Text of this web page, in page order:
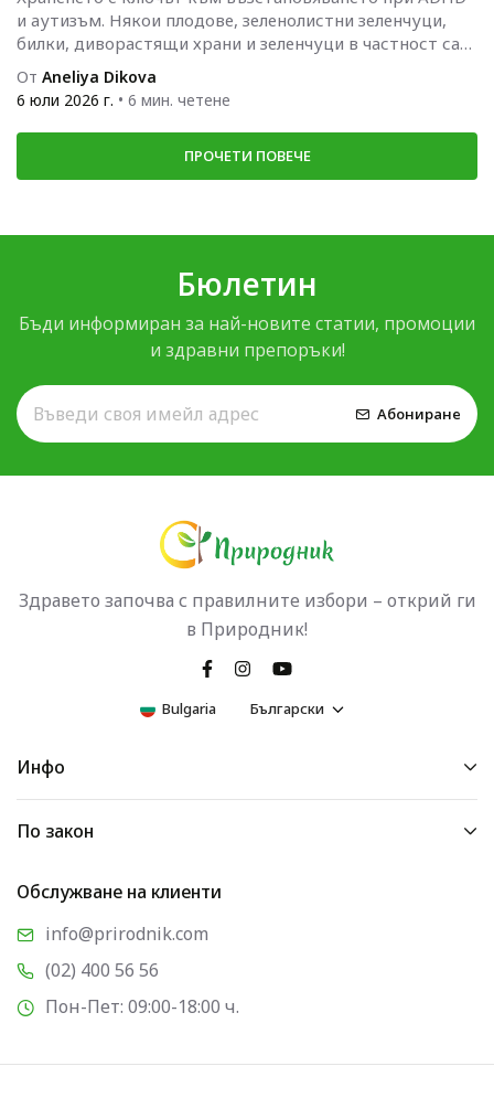
и аутизъм. Някои плодове, зеленолистни зеленчуци,
билки, диворастящи храни и зеленчуци в частност са
особено полезни за тези...
От Aneliya Dikova
6 юли 2026 г. • 6 мин. четене
ПРОЧЕТИ ПОВЕЧЕ
Бюлетин
Бъди информиран за най-новите статии, промоции
и здравни препоръки!
Абониране
Здравето започва с правилните избори – открий ги
в Природник!
Bulgaria Български
Инфо
По закон
Обслужване на клиенти
info@prirodnik.com
(02) 400 56 56
Пон-Пет: 09:00-18:00 ч.